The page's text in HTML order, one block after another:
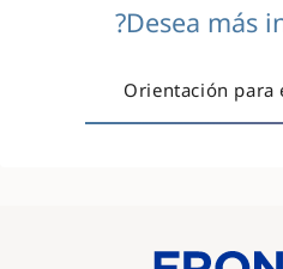
Orientación para